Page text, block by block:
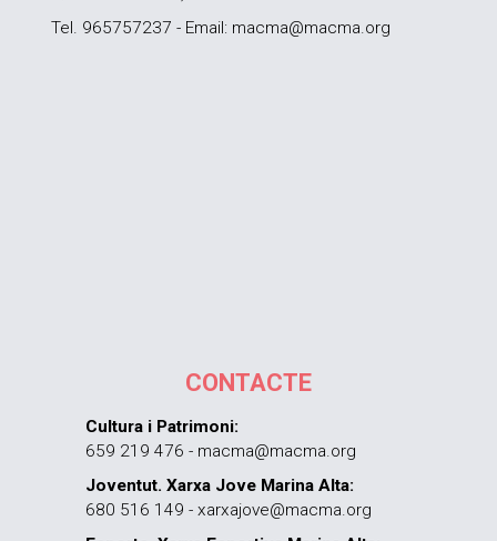
Tel. 965757237 - Email: macma@macma.org
CONTACTE
Cultura i Patrimoni:
659 219 476 - macma@macma.org
Joventut. Xarxa Jove Marina Alta:
680 516 149 - xarxajove@macma.org